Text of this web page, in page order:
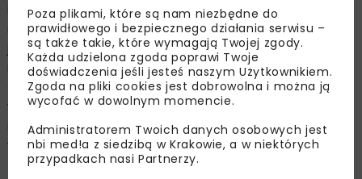
i niedobór wody. Obecnie wydobycie metali ma także
negatywne konsekwencje społeczne na całym świecie,
jak praca dzieci, korupcja, zmuszanie do pracy, rozwój
niepaństwowych grup zbrojnych czy łamanie praw
człowieka. Według raportu International Energy Agency
w latach 2017-2019 z największą liczbą społecznych
nadużyć wiązało się wydobycie kobaltu
w Demokratycznej Republice Konga[2].
Poza plikami, które są nam niezbędne do
prawidłowego i bezpiecznego działania serwisu –
są także takie, które wymagają Twojej zgody.
Każda udzielona zgoda poprawi Twoje
doświadczenia jeśli jesteś naszym Użytkownikiem.
Zgoda na pliki cookies jest dobrowolna i można ją
wycofać w dowolnym momencie.
Administratorem Twoich danych osobowych jest
nbi med!a z siedzibą w Krakowie, a w niektórych
przypadkach nasi Partnerzy.